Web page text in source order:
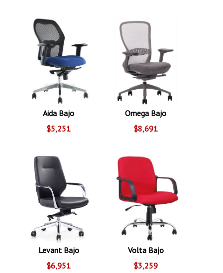
Aida Bajo
$5,251
Omega Bajo
$8,691
Levant Bajo
$6,951
Volta Bajo
$3,259